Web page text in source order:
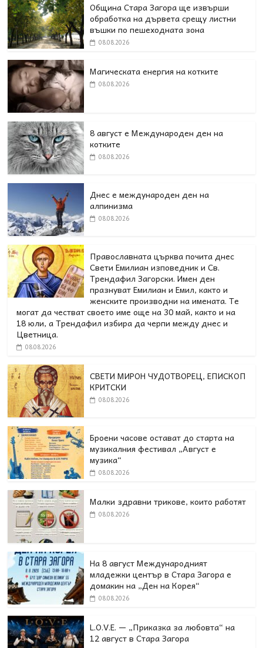
Община Стара Загора ще извърши
обработка на дървета срещу листни
въшки по пешеходната зона
08.08.2026
Магическата енергия на котките
08.08.2026
8 август е Международен ден на
котките
08.08.2026
Днес е международен ден на
алпинизма
08.08.2026
Православната църква почита днес
Свети Емилиан изповедник и Св.
Трендафил Загорски. Имен ден
празнуват Емилиан и Емил, както и
женските производни на имената. Те
могат да честват своето име още на 30 май, както и на
18 юли, а Трендафил избира да черпи между днес и
Цветница.
08.08.2026
СВЕТИ МИРОН ЧУДОТВОРЕЦ, ЕПИСКОП
КРИТСКИ
08.08.2026
Броени часове остават до старта на
музикалния фестивал „Август е
музика“
08.08.2026
Малки здравни трикове, които работят
08.08.2026
На 8 август Международният
младежки център в Стара Загора е
домакин на „Ден на Корея“
08.08.2026
L.O.V.E. — „Приказка за любовта“ на
12 август в Стара Загора